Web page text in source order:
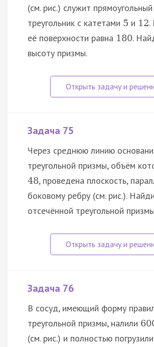
(см. рис.) служит прямоугольный
треугольник с катетами 5 и 12.
её поверхности равна 180.
высоту призмы.
Задача 75
Через среднюю линию
треугольной призмы, объём
48, проведена плоскость,
боковому ребру (см. рис.).
отсечённой треугольной
Задача 76
В сосуд, имеющий форму
треугольной призмы, налили
(см. рис.) и полностью